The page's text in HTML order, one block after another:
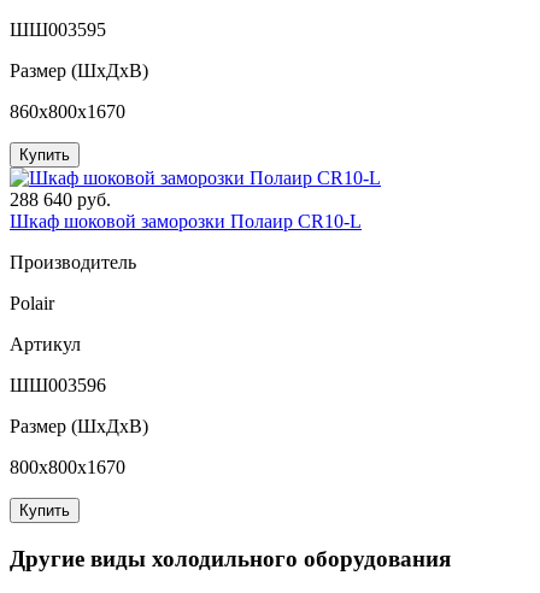
ШШ003595
Размер (ШxДхВ)
860x800x1670
Купить
288 640 руб.
Шкаф шоковой заморозки Полаир CR10-L
Производитель
Polair
Артикул
ШШ003596
Размер (ШxДхВ)
800x800x1670
Купить
Другие виды холодильного оборудования